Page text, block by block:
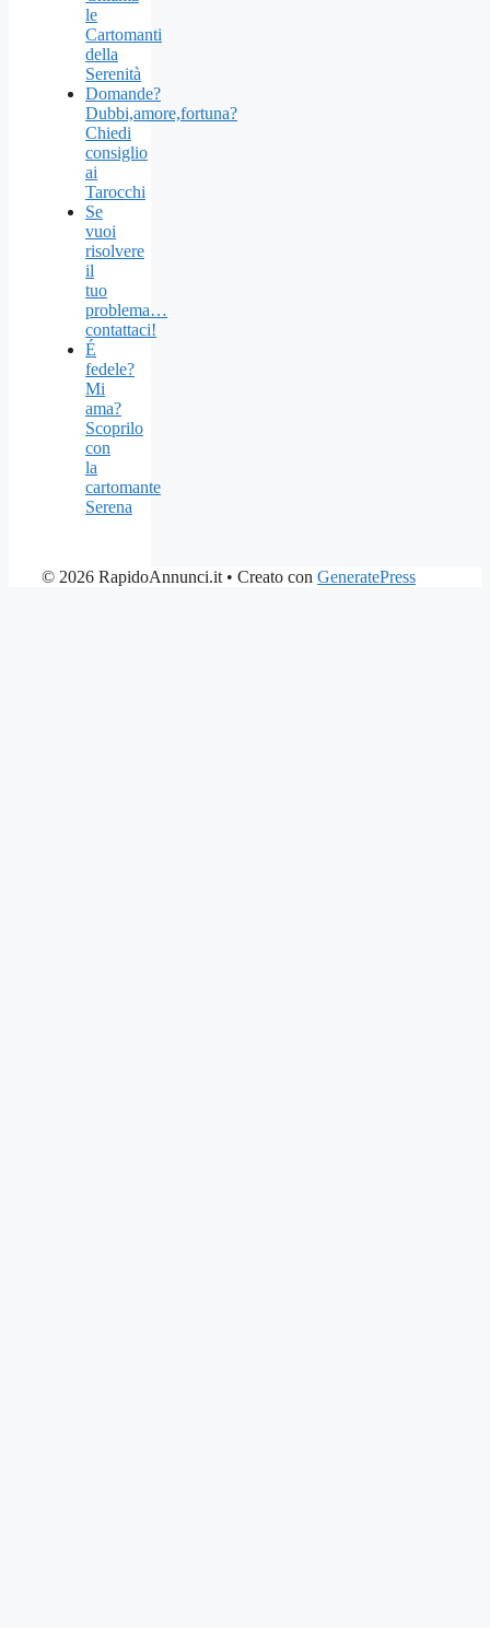
le
Cartomanti
della
Serenità
Domande?
Dubbi,amore,fortuna?
Chiedi
consiglio
ai
Tarocchi
Se
vuoi
risolvere
il
tuo
problema…
contattaci!
É
fedele?
Mi
ama?
Scoprilo
con
la
cartomante
Serena
© 2026 RapidoAnnunci.it • Creato con GeneratePress